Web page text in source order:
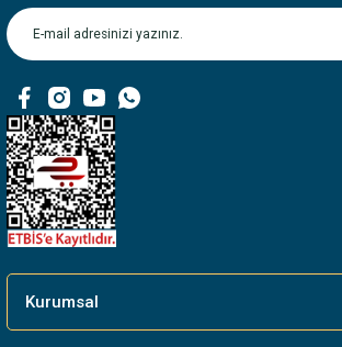
Kurumsal